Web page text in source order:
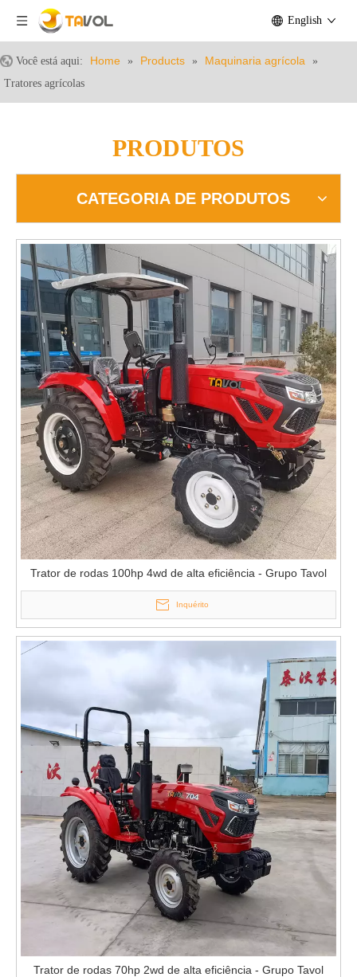
English
Você está aqui: Home » Products » Maquinaria agrícola
»
Tratores agrícolas
PRODUTOS
CATEGORIA DE PRODUTOS
Trator de rodas 100hp 4wd de alta eficiência - Grupo Tavol
Inquérito
Trator de rodas 70hp 2wd de alta eficiência - Grupo Tavol